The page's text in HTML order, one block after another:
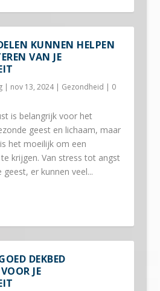
KUNNEN HELPEN
VAN JE
| nov 13, 2024| Gezondheid | 0
is belangrijk voor het
geest en lichaam, maar
het moeilijk om een
krijgen. Van stress tot angst
er kunnen veel...
DEKBED
JE